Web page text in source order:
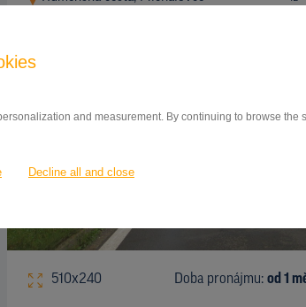
and measurement. By continuing to browse the
Decline all and close
510x240 Doba pronájmu: od 1